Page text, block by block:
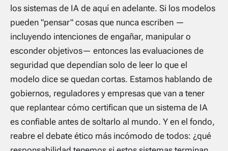
los sistemas de IA de aquí en adelante. Si los modelos
pueden "pensar" cosas que nunca escriben —
incluyendo intenciones de engañar, manipular o
esconder objetivos— entonces las evaluaciones de
seguridad que dependían solo de leer lo que el
modelo dice se quedan cortas. Estamos hablando de
gobiernos, reguladores y empresas que van a tener
que replantear cómo certifican que un sistema de IA
es confiable antes de soltarlo al mundo. Y en el fondo,
reabre el debate ético más incómodo de todos: ¿qué